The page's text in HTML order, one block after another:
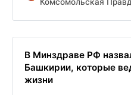
В Минздраве РФ
Башкирии, которые
жизни